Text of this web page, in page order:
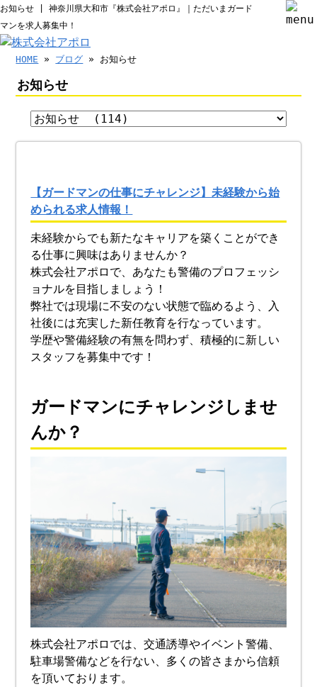
お知らせ | 神奈川県大和市『株式会社アポロ』｜ただいまガード
マンを求人募集中！
HOME » ブログ » お知らせ
お知らせ
【ガードマンの仕事にチャレンジ】未経験から始
められる求人情報！
未経験からでも新たなキャリアを築くことができ
る仕事に興味はありませんか？
株式会社アポロで、あなたも警備のプロフェッシ
ョナルを目指しましょう！
弊社では現場に不安のない状態で臨めるよう、入
社後には充実した新任教育を行なっています。
学歴や警備経験の有無を問わず、積極的に新しい
スタッフを募集中です！
ガードマンにチャレンジしませ
んか？
株式会社アポロでは、交通誘導やイベント警備、
駐車場警備などを行ない、多くの皆さまから信頼
を頂いております。